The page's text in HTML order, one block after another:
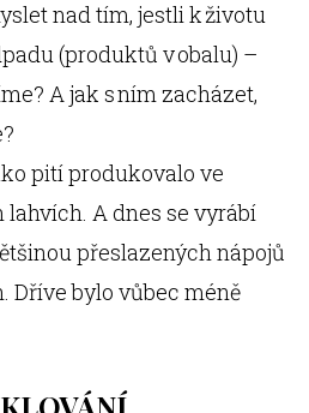
nad tím, jestli k životu
(produktů v obalu) –
A jak s ním zacházet,
pití produkovalo ve
A dnes se vyrábí
přeslazených nápojů
Dříve bylo vůbec méně